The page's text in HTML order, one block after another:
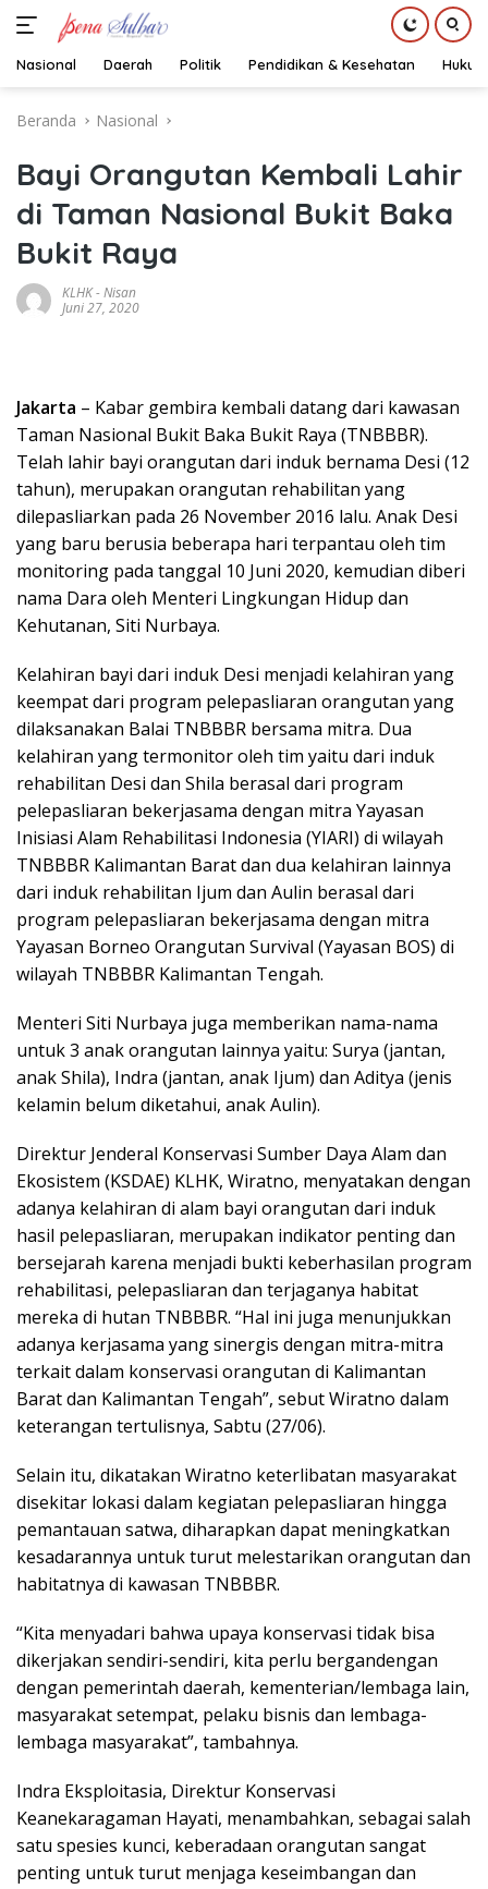
Nasional Daerah Politik Pendidikan & Kesehatan Hukum
Beranda Nasional
Bayi Orangutan Kembali Lahir
di Taman Nasional Bukit Baka
Bukit Raya
KLHK-Nisan
Juni 27, 2020
Jakarta – Kabar gembira kembali datang dari kawasan
Taman Nasional Bukit Baka Bukit Raya (TNBBBR).
Telah lahir bayi orangutan dari induk bernama Desi (12
tahun), merupakan orangutan rehabilitan yang
dilepasliarkan pada 26 November 2016 lalu. Anak Desi
yang baru berusia beberapa hari terpantau oleh tim
monitoring pada tanggal 10 Juni 2020, kemudian diberi
nama Dara oleh Menteri Lingkungan Hidup dan
Kehutanan, Siti Nurbaya.
Kelahiran bayi dari induk Desi menjadi kelahiran yang
keempat dari program pelepasliaran orangutan yang
dilaksanakan Balai TNBBBR bersama mitra. Dua
kelahiran yang termonitor oleh tim yaitu dari induk
rehabilitan Desi dan Shila berasal dari program
pelepasliaran bekerjasama dengan mitra Yayasan
Inisiasi Alam Rehabilitasi Indonesia (YIARI) di wilayah
TNBBBR Kalimantan Barat dan dua kelahiran lainnya
dari induk rehabilitan Ijum dan Aulin berasal dari
program pelepasliaran bekerjasama dengan mitra
Yayasan Borneo Orangutan Survival (Yayasan BOS) di
wilayah TNBBBR Kalimantan Tengah.
Menteri Siti Nurbaya juga memberikan nama-nama
untuk 3 anak orangutan lainnya yaitu: Surya (jantan,
anak Shila), Indra (jantan, anak Ijum) dan Aditya (jenis
kelamin belum diketahui, anak Aulin).
Direktur Jenderal Konservasi Sumber Daya Alam dan
Ekosistem (KSDAE) KLHK, Wiratno, menyatakan dengan
adanya kelahiran di alam bayi orangutan dari induk
hasil pelepasliaran, merupakan indikator penting dan
bersejarah karena menjadi bukti keberhasilan program
rehabilitasi, pelepasliaran dan terjaganya habitat
mereka di hutan TNBBBR. “Hal ini juga menunjukkan
adanya kerjasama yang sinergis dengan mitra-mitra
terkait dalam konservasi orangutan di Kalimantan
Barat dan Kalimantan Tengah”, sebut Wiratno dalam
keterangan tertulisnya, Sabtu (27/06).
Selain itu, dikatakan Wiratno keterlibatan masyarakat
disekitar lokasi dalam kegiatan pelepasliaran hingga
pemantauan satwa, diharapkan dapat meningkatkan
kesadarannya untuk turut melestarikan orangutan dan
habitatnya di kawasan TNBBBR.
“Kita menyadari bahwa upaya konservasi tidak bisa
dikerjakan sendiri-sendiri, kita perlu bergandengan
dengan pemerintah daerah, kementerian/lembaga lain,
masyarakat setempat, pelaku bisnis dan lembaga-
lembaga masyarakat”, tambahnya.
Indra Eksploitasia, Direktur Konservasi
Keanekaragaman Hayati, menambahkan, sebagai salah
satu spesies kunci, keberadaan orangutan sangat
penting untuk turut menjaga keseimbangan dan